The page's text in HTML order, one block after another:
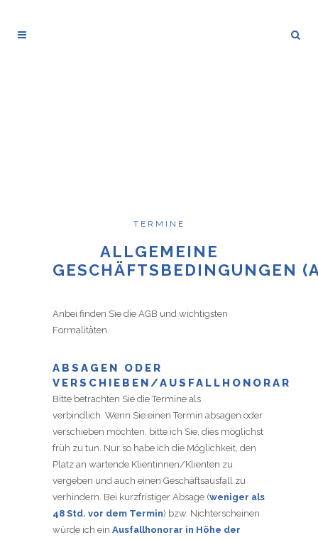
TERMINE
ALLGEMEINE
GESCHÄFTSBEDINGUNGEN
Anbei finden Sie die AGB und wichtigsten
Formalitäten.
ABSAGEN ODER
VERSCHIEBEN/AUSFALLHONORAR
Bitte betrachten Sie die Termine als
verbindlich. Wenn Sie einen Termin absagen oder
verschieben möchten, bitte ich Sie, dies möglichst
früh zu tun. Nur so habe ich die Möglichkeit, den
Platz an wartende Klientinnen/Klienten zu
vergeben und auch einen Geschäftsausfall zu
verhindern. Bei kurzfristiger Absage (weniger als
48 Std. vor dem Termin) bzw. Nichterscheinen
würde ich ein Ausfallhonorar in Höhe der